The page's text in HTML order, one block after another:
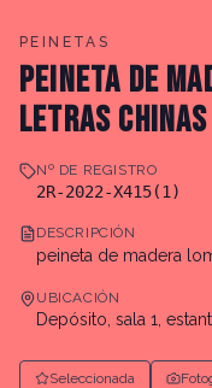
PEINETAS
PEINETA DE
LETRAS CHINAS
Nº DE REGISTRO
2R-2022-X415(1)
DESCRIPCIÓN
peineta de madera
UBICACIÓN
Depósito, sala 1,
Seleccionada